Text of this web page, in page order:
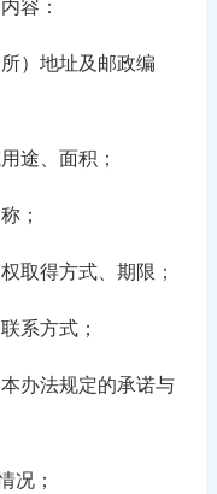
容：
）地址及邮政编
途、面积；
；
得方式、期限；
系方式；
办法规定的承诺与
况；